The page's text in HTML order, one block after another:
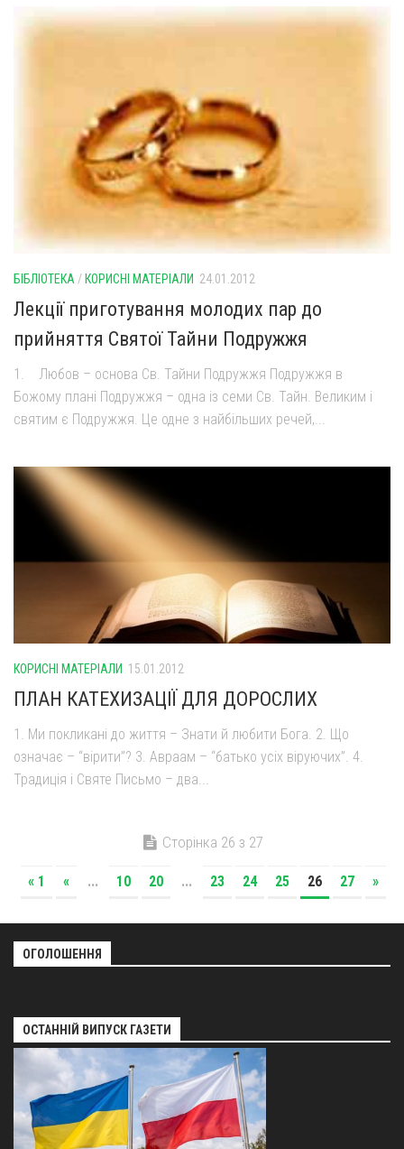
БІБЛІОТЕКА/ КОРИСНІ МАТЕРІАЛИ 24.01.2012
Лекції приготування молодих пар до
прийняття Святої Тайни Подружжя
1. Любов – основа Св. Тайни Подружжя Подружжя в
Божому плані Подружжя – одна із семи Св. Тайн. Великим і
святим є Подружжя. Це одне з найбільших речей,...
КОРИСНІ МАТЕРІАЛИ 15.01.2012
ПЛАН КАТЕХИЗАЦІЇ ДЛЯ ДОРОСЛИХ
1. Ми покликані до життя – Знати й любити Бога. 2. Що
означає – “вірити”? 3. Авраам – “батько усіх віруючих”. 4.
Традиція і Святе Письмо – два...
Сторінка 26 з 27
« 1 « ... 10 20 ... 23 24 25 26 27 »
ОГОЛОШЕННЯ
ОСТАННІЙ ВИПУСК ГАЗЕТИ